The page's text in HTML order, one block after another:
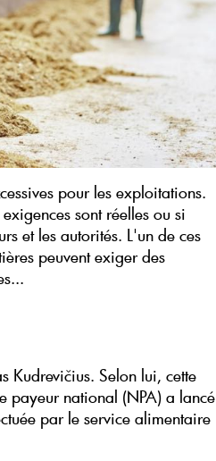
pour les exploitations.
sont réelles ou si
et les autorités. L'un de ces
peuvent exiger des
Kudrevičius. Selon lui, cette
payeur national (NPA) a lancé
par le service alimentaire